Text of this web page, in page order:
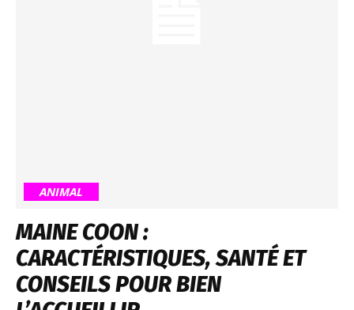
ANIMAL
MAINE COON :
CARACTÉRISTIQUES, SANTÉ ET
CONSEILS POUR BIEN